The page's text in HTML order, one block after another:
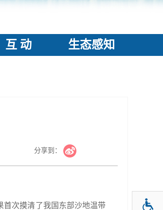
互 动 生态感知
分享到：
次摸清了我国东部沙地温带